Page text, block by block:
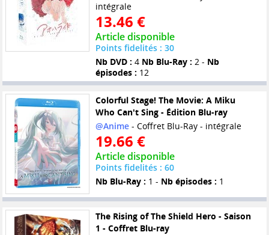
intégrale
13.46 €
Article disponible
Points fidelités : 30
Nb DVD : 4 Nb Blu-Ray : 2 - Nb
épisodes : 12
Colorful Stage! The Movie: A Miku
Who Can't Sing - Édition Blu-ray
@Anime- Coffret Blu-Ray - intégrale
19.66 €
Article disponible
Points fidelités : 60
Nb Blu-Ray : 1 - Nb épisodes : 1
The Rising of The Shield Hero - Saison
1 - Coffret Blu-ray